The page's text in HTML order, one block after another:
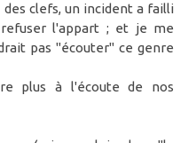
clefs, un incident a failli
l'appart ; et je me
pas "écouter" ce genre
plus à l'écoute de nos